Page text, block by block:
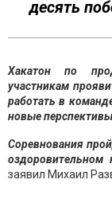
десять
Хакатон по
участникам
работать в
новые
Соревнования
оздоровительном
заявил Михаил